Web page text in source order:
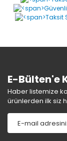
E-Bülten'e
Haber listemize
ürünlerden ilk siz